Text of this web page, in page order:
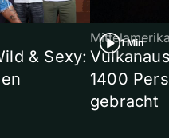
& Sexy:
1 Min
1400
gebracht